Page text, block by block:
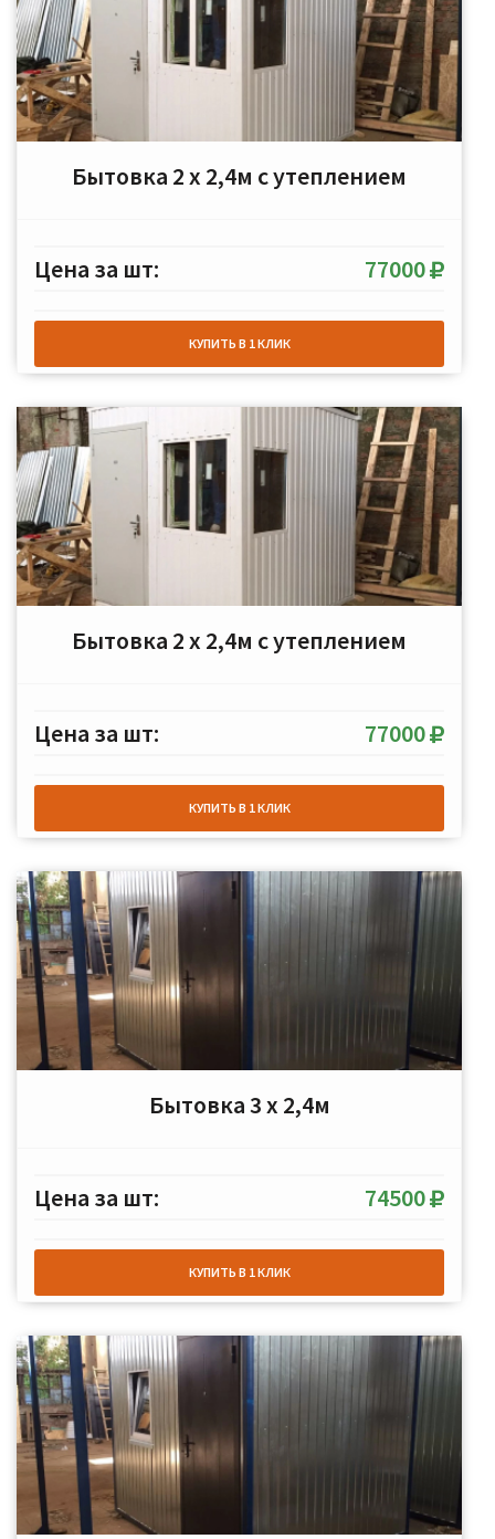
Бытовка 2 х 2,4м с утеплением
Цена за шт: 77000
КУПИТЬ В 1 КЛИК
Бытовка 2 х 2,4м с утеплением
Цена за шт: 77000
КУПИТЬ В 1 КЛИК
Бытовка 3 х 2,4м
Цена за шт: 74500
КУПИТЬ В 1 КЛИК